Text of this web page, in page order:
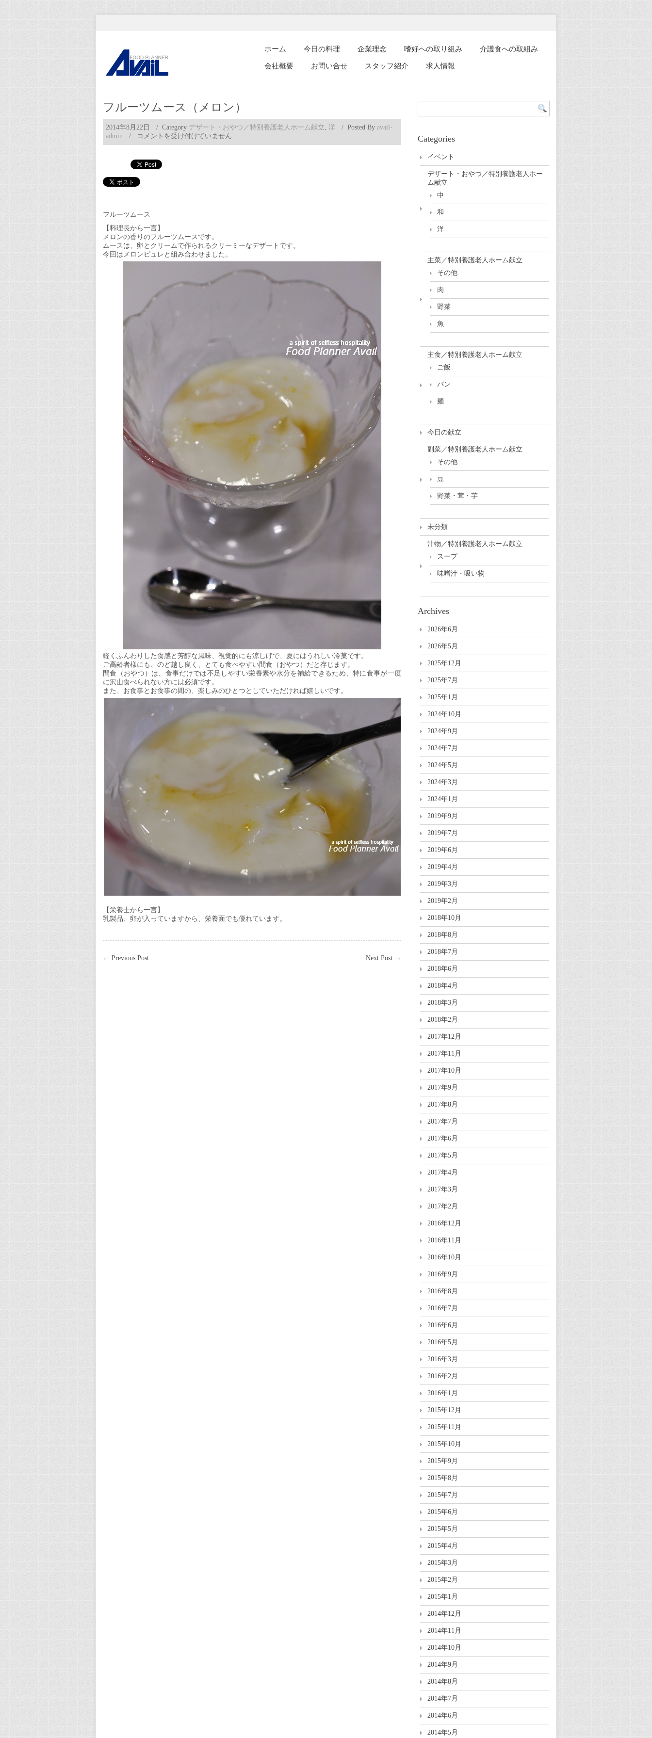
ホーム 今日の料理 企業理念 嗜好への取り組み 介護食への取組み
会社概要 お問い合せ スタッフ紹介 求人情報
フルーツムース（メロン）
2014年8月22日 / Category デザート・おやつ／特別養護老人ホーム献立, 洋 / Posted By avail-
admin
/
フ
ル
ツ
ム
ー
ス
ン）
コメントを受け付けていません
フルーツムース
【料理長から一言】
メロンの香りのフルーツムースです。
ムースは、卵とクリームで作られるクリーミーなデザートです。
今回はメロンピュレと組み合わせました。
軽くふんわりした食感と芳醇な風味、視覚的にも涼しげで、夏にはうれしい冷菓です。
ご高齢者様にも、のど越し良く、とても食べやすい間食（おやつ）だと存じます。
間食（おやつ）は、食事だけでは不足しやすい栄養素や水分を補給できるため、特に食事が一度
に沢山食べられない方には必須です。
また、お食事とお食事の間の、楽しみのひとつとしていただければ嬉しいです。
【栄養士から一言】
乳製品、卵が入っていますから、栄養面でも優れています。
← Previous Post Next Post →
Categories
イベント
デザート・おやつ／特別養護老人ホー
ム献立
中
和
洋
主菜／特別養護老人ホーム献立
その他
肉
野菜
魚
主食／特別養護老人ホーム献立
ご飯
パン
麺
今日の献立
副菜／特別養護老人ホーム献立
その他
豆
野菜・茸・芋
未分類
汁物／特別養護老人ホーム献立
スープ
味噌汁・吸い物
Archives
2026年6月
2026年5月
2025年12月
2025年7月
2025年1月
2024年10月
2024年9月
2024年7月
2024年5月
2024年3月
2024年1月
2019年9月
2019年7月
2019年6月
2019年4月
2019年3月
2019年2月
2018年10月
2018年8月
2018年7月
2018年6月
2018年4月
2018年3月
2018年2月
2017年12月
2017年11月
2017年10月
2017年9月
2017年8月
2017年7月
2017年6月
2017年5月
2017年4月
2017年3月
2017年2月
2016年12月
2016年11月
2016年10月
2016年9月
2016年8月
2016年7月
2016年6月
2016年5月
2016年3月
2016年2月
2016年1月
2015年12月
2015年11月
2015年10月
2015年9月
2015年8月
2015年7月
2015年6月
2015年5月
2015年4月
2015年3月
2015年2月
2015年1月
2014年12月
2014年11月
2014年10月
2014年9月
2014年8月
2014年7月
2014年6月
2014年5月